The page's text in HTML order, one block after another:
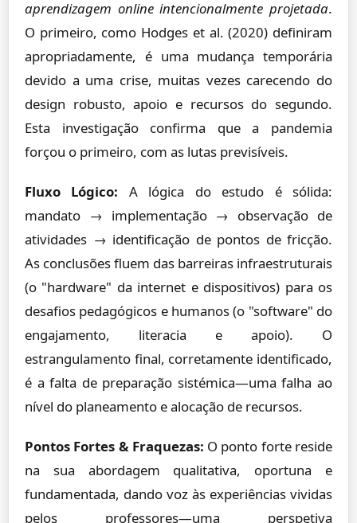
aprendizagem online intencionalmente projetada.
O primeiro, como Hodges et al. (2020) definiram
apropriadamente, é uma mudança temporária
devido a uma crise, muitas vezes carecendo do
design robusto, apoio e recursos do segundo.
Esta investigação confirma que a pandemia
forçou o primeiro, com as lutas previsíveis.
Fluxo Lógico: A lógica do estudo é sólida:
mandato → implementação → observação de
atividades → identificação de pontos de fricção.
As conclusões fluem das barreiras infraestruturais
(o "hardware" da internet e dispositivos) para os
desafios pedagógicos e humanos (o "software" do
engajamento, literacia e apoio). O
estrangulamento final, corretamente identificado,
é a falta de preparação sistémica—uma falha ao
nível do planeamento e alocação de recursos.
Pontos Fortes & Fraquezas: O ponto forte reside
na sua abordagem qualitativa, oportuna e
fundamentada, dando voz às experiências vividas
pelos professores—uma perspetiva